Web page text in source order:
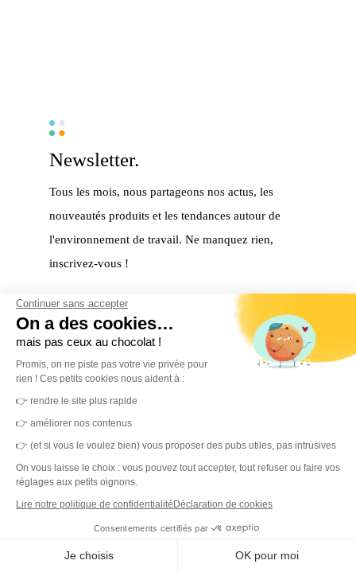
Newsletter.
Tous les mois, nous partageons nos actus, les
nouveautés produits et les tendances autour de
l'environnement de travail. Ne manquez rien,
inscrivez-vous !
Écrivez votre mail
S'inscrire
Merci ! Vous êtes maintenant inscrit à notre
MerciYanis centralise votre gestion de l'environnement de travail.
Continuer sans accepter
On a des cookies…
mais pas ceux au chocolat !
Promis, on ne piste pas votre vie privée pour
rien ! Ces petits cookies nous aident à :
👉 rendre le site plus rapide
👉 améliorer nos contenus
👉 (et si vous le voulez bien) vous proposer des pubs utiles, pas intrusives
On vous laisse le choix : vous pouvez tout accepter, tout refuser ou faire vos
réglages aux petits oignons.
Lire notre politique de confidentialité Déclaration de cookies
Consentements certifiés par
Je choisis OK pour moi